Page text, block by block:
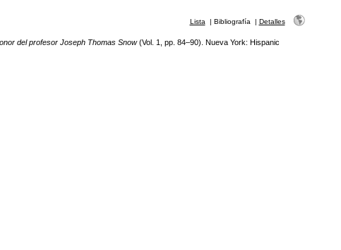
Lista | Bibliografía | Detalles
del profesor Joseph Thomas Snow(Vol. 1, pp. 84–90). Nueva York: Hispanic